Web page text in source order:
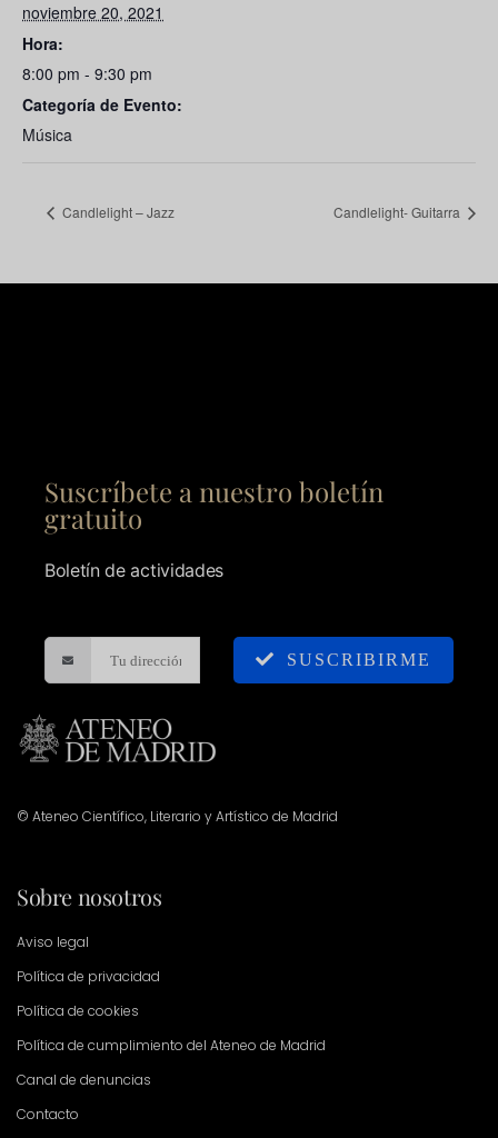
noviembre 20, 2021
Hora:
8:00 pm - 9:30 pm
Categoría de Evento:
Música
Candlelight – Jazz Candlelight- Guitarra
Suscríbete a nuestro boletín
gratuito
Boletín de actividades
SUSCRIBIRME
© Ateneo Científico, Literario y Artístico de Madrid
Sobre nosotros
Aviso legal
Política de privacidad
Política de cookies
Política de cumplimiento del Ateneo de Madrid
Canal de denuncias
Contacto